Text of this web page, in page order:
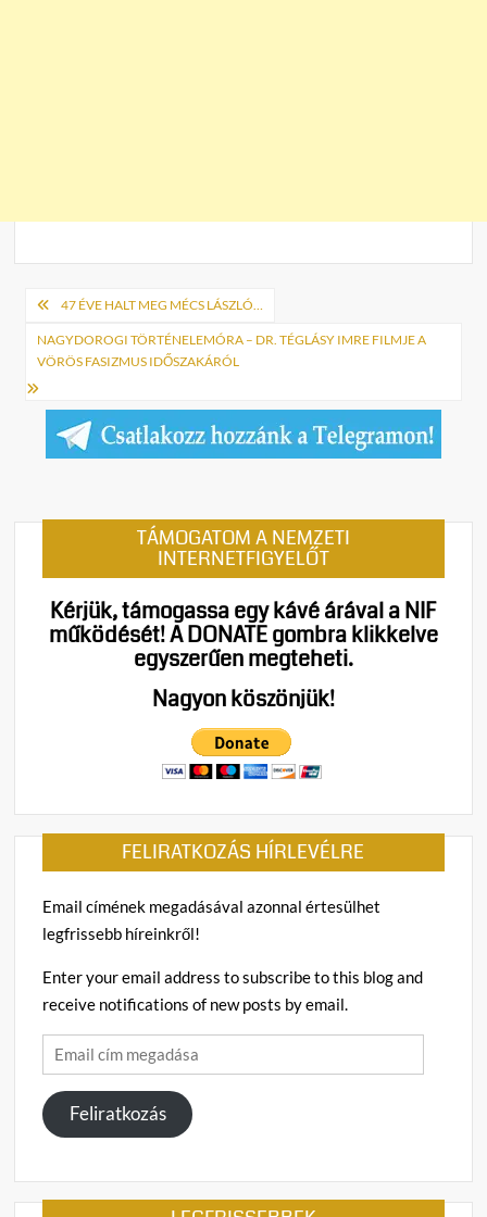
Bejegyzés
navigáció
47 ÉVE HALT MEG MÉCS LÁSZLÓ…
NAGYDOROGI TÖRTÉNELEMÓRA – DR. TÉGLÁSY IMRE FILMJE A
VÖRÖS FASIZMUS IDŐSZAKÁRÓL
TÁMOGATOM A NEMZETI
INTERNETFIGYELŐT
Kérjük, támogassa egy kávé árával a NIF
működését!A DONATE gombra klikkelve
egyszerűen megteheti.
Nagyon köszönjük!
FELIRATKOZÁS HÍRLEVÉLRE
Email címének megadásával azonnal értesülhet
legfrissebb híreinkről!
Enter your email address to subscribe to this blog and
receive notifications of new posts by email.
Email
cím
megadása
Feliratkozás